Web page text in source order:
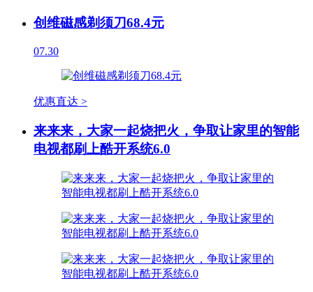
创维磁感剃须刀68.4元
07.30
优惠直达 >
来来来，大家一起烧把火，争取让家里的智能
电视都刷上酷开系统6.0